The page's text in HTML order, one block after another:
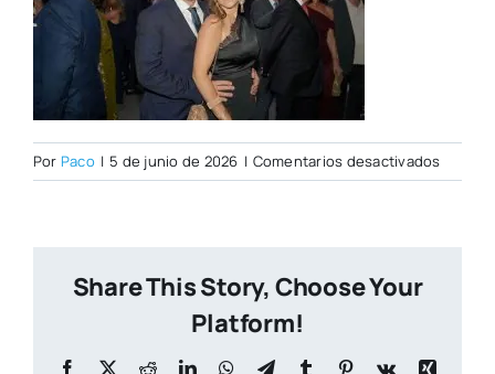
Por Paco | 5 de junio de 2026 | Comentarios desactivadosen
Share This Story, Choose Your
Platform!
Facebook
X RedditLinkedInWhatsApp
TelegramTumblr Pinterest
Vk
Xing